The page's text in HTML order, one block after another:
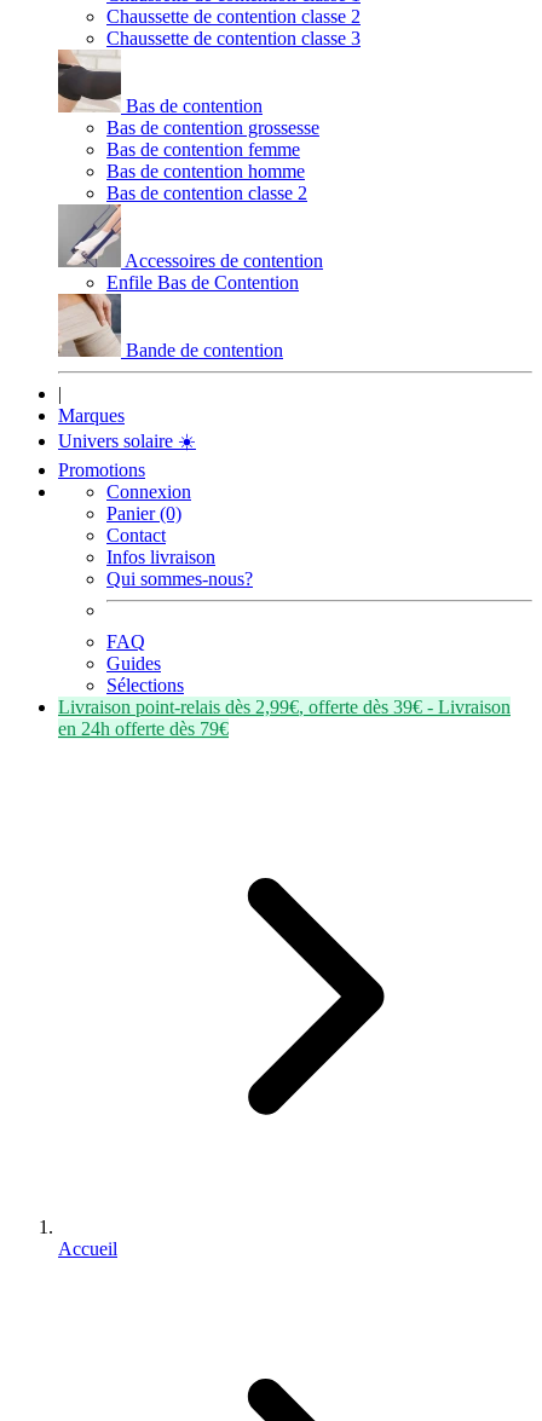
Chaussette de contention classe 2
Chaussette de contention classe 3
Bas de contention
Bas de contention grossesse
Bas de contention femme
Bas de contention homme
Bas de contention classe 2
Accessoires de contention
Enfile Bas de Contention
Bande de contention
|
Marques
Univers solaire ☀️
Promotions
Connexion
Panier (0)
Contact
Infos livraison
Qui sommes-nous?
FAQ
Guides
Sélections
Livraison point-relais dès 2,99€, offerte dès 39€ - Livraison
en 24h offerte dès 79€
Accueil